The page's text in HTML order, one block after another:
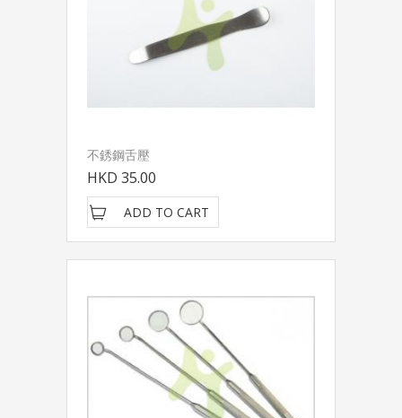
不銹鋼舌壓
HKD 35.00
ADD TO CART